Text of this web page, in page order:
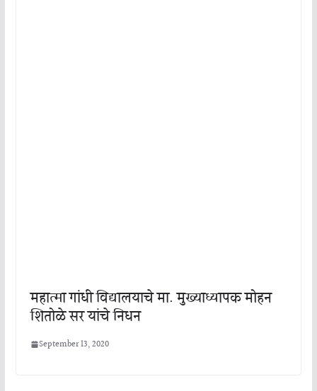
महात्मा गांधी विद्यालयाचे मा. मुख्याध्यापक मोहन
शितोळे सर यांचे निधन
September 13, 2020